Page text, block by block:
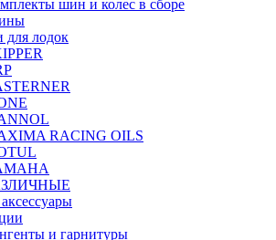
шин и колес в сборе
для лодок
RACING OILS
и гарнитуры